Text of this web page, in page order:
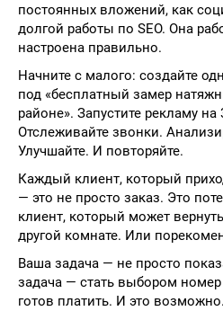
постоянных вложений, как
долгой работы по SEO. Она
настроена правильно.
Начните с малого: создайте
под «бесплатный замер
районе». Запустите рекламу
Отслеживайте звонки.
Улучшайте. И повторяйте.
Каждый клиент, который
— это не просто заказ. Это
клиент, который может
другой комнате. Или
Ваша задача — не просто
задача — стать выбором
готов платить. И это возможно.